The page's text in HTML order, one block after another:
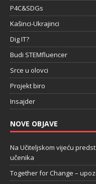
P4C&SDGs
Kašinci-Ukrajinci
Dig IT?
Budi STEMfluencer
Srce u olovci
Projekt biro
Insajder
NOVE OBJAVE
Na Učiteljskom vijeću
učenika
Together for Change –